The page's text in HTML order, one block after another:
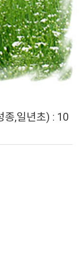
,일년초) : 10